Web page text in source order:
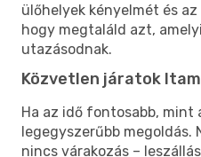
ülőhelyek kényelmét és
hogy megtaláld azt,
utazásodnak.
Közvetlen járatok
Ha az idő fontosabb, mint
legegyszerűbb megoldás.
nincs várakozás –